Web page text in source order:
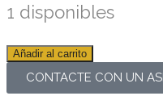
1 disponibles
Añadir al carrito
CONTACTE CON UN